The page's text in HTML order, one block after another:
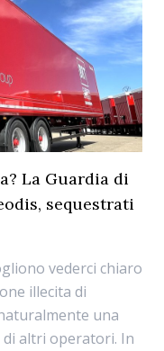
La Guardia di
sequestrati
vederci chiaro
illecita di
una
altri operatori. In